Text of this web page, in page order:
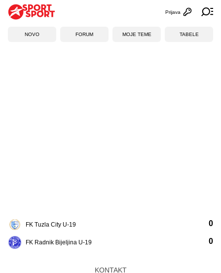
Otvori
Prijava
NOVO FORUM MOJE TEME TABELE
FK Tuzla City U-19
FK Radnik Bijeljina U-19
0
0
KONTAKT